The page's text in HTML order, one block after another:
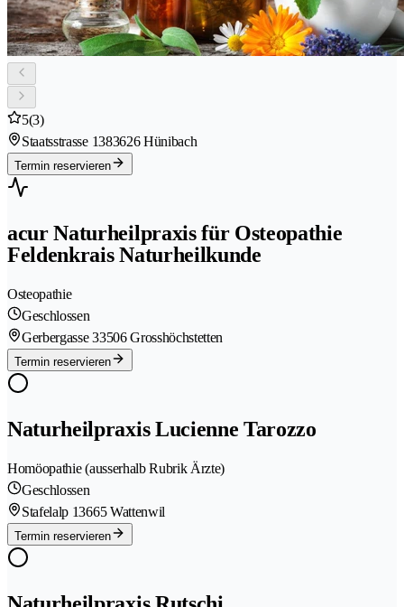
5(3)
Staatsstrasse 1383626 Hünibach
Termin reservieren
acur Naturheilpraxis für Osteopathie
Feldenkrais Naturheilkunde
Osteopathie
Geschlossen
Gerbergasse 33506 Grosshöchstetten
Termin reservieren
Naturheilpraxis Lucienne Tarozzo
Homöopathie (ausserhalb Rubrik Ärzte)
Geschlossen
Stafelalp 13665 Wattenwil
Termin reservieren